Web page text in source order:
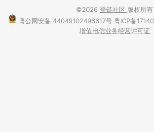
©2026 登链社区 版权所有
粤公网安备 44049102496617号 粤ICP备
增值电信业务经营许可证